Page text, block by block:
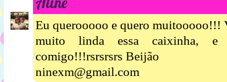
Eu querooooo e quero muitooooo!!!
muito linda essa caixinha, e
comigo!!!rsrsrsrs Beijão
ninexm@gmail.com